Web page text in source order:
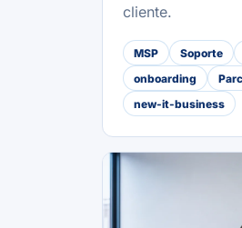
cliente.
MSP Soporte
onboarding
new-it-business